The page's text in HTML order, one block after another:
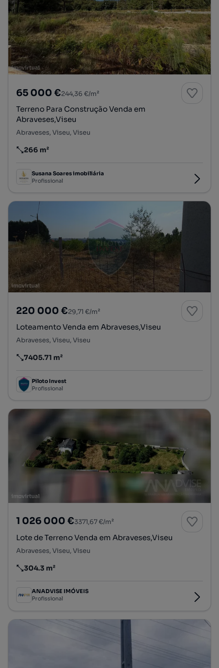
65 000 €244,36 €/m²
Terreno Para Construção Venda em
Abraveses,Viseu
Abraveses, Viseu, Viseu
Preço por metro quadrado
266 m²
Susana Soares imobiliária
Profissional
220 000 €29,71 €/m²
Loteamento Venda em Abraveses,Viseu
Abraveses, Viseu, Viseu
Preço por metro quadrado
7405.71 m²
Piloto Invest
Profissional
1 026 000 €3371,67 €/m²
Lote de Terreno Venda em Abraveses,Viseu
Abraveses, Viseu, Viseu
Preço por metro quadrado
304.3 m²
ANADVISE IMÓVEIS
Profissional